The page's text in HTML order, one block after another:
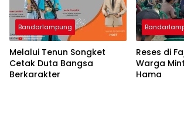
Bandarlampung
Melalui Tenun Songket
Cetak Duta Bangsa
Berkarakter
Reses di
Warga
Hama